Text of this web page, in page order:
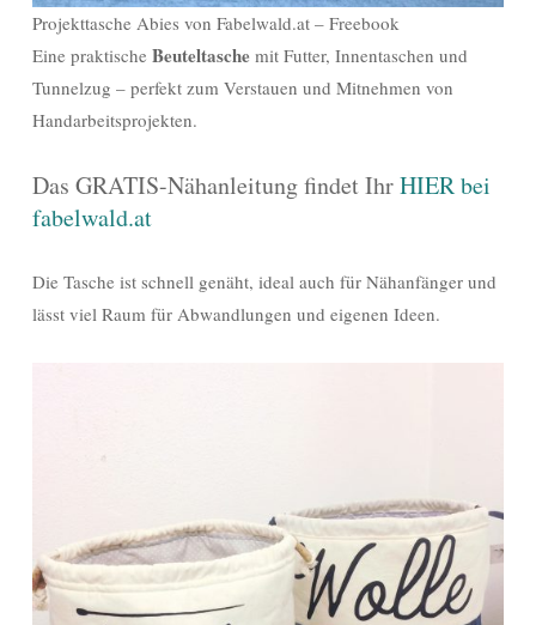
Projekttasche Abies von Fabelwald.at – Freebook
Eine praktische Beuteltasche mit Futter, Innentaschen und
Tunnelzug – perfekt zum Verstauen und Mitnehmen von
Handarbeitsprojekten.
Das GRATIS-Nähanleitung findet IhrHIER bei
fabelwald.at
Die Tasche ist schnell genäht, ideal auch für Nähanfänger und
lässt viel Raum für Abwandlungen und eigenen Ideen.